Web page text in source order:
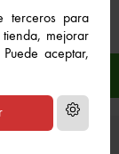
terceros para
mejorar
aceptar,
derechos